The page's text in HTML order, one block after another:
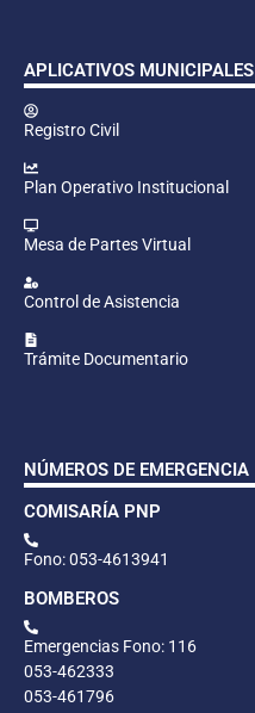
APLICATIVOS MUNICIPALES
Registro Civil
Plan Operativo Institucional
Mesa de Partes Virtual
Control de Asistencia
Trámite Documentario
NÚMEROS DE EMERGENCIA
COMISARÍA PNP
Fono: 053-4613941
BOMBEROS
Emergencias Fono: 116
053-462333
053-461796